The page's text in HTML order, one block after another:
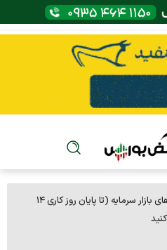
🔴 اکسل جامع داده‌های بازار سرمایه (تا پایان روز کاری ۱۴